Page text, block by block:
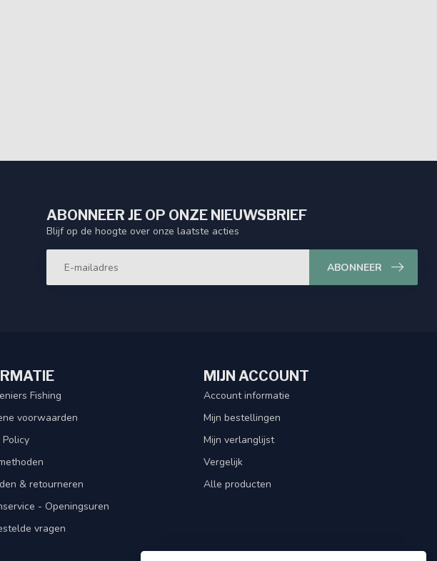
ABONNEER JE OP ONZE NIEUWSBRIEF
Blijf op de hoogte over onze laatste acties
ABONNEER
Fishing
voorwaarden
Policy
& retourneren
- Openingsuren
vragen
MIJN ACCOUNT
Account informatie
Mijn bestellingen
Mijn verlanglijst
Vergelijk
Alle producten